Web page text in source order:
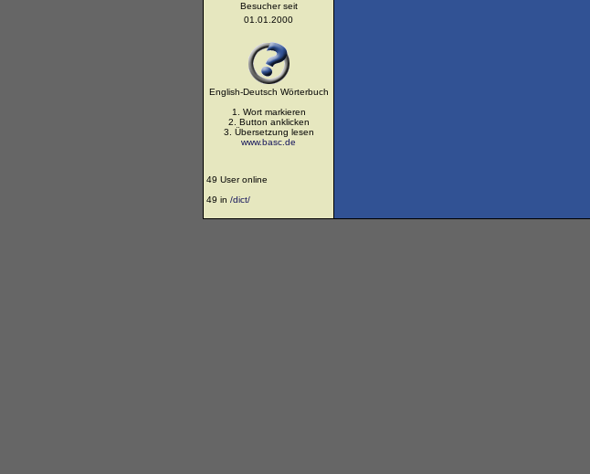
Besucher seit
01.01.2000
English-Deutsch Wörterbuch
1. Wort markieren
2. Button anklicken
3. Übersetzung lesen
www.basc.de
49 User online
49 in /dict/